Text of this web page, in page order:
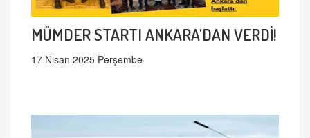
MÜMDER STARTI ANKARA'DAN VERDİ!
17 Nisan 2025 Perşembe